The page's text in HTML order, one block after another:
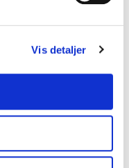
Vis detaljer